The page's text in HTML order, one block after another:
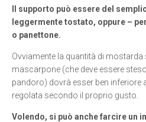
Il supporto può essere del
leggermente tostato, oppure –
o panettone.
Ovviamente la quantità di mostarda
mascarpone (che deve essere
pandoro) dovrà esser ben inferiore
regolata secondo il proprio gusto.
Volendo, si può anche farcire un